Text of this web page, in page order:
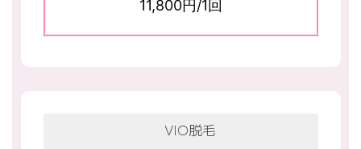
11,800円/1回
VIO脱毛